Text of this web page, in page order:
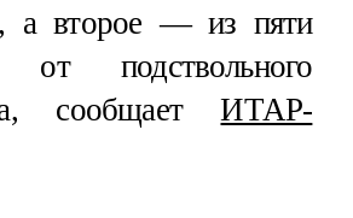
а второе — из пяти
от подствольного
сообщаетИТАР-